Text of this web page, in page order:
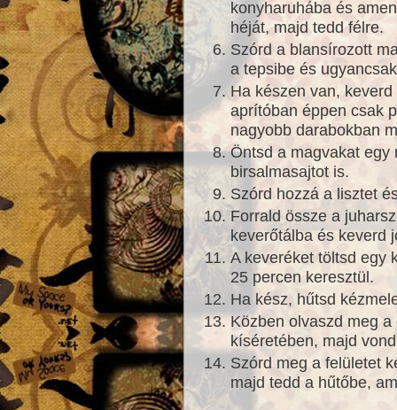
konyharuhába és
héját, majd tedd félre.
Szórd a blansírozott
a tepsibe és
Ha készen van,
aprítóban éppen csak
nagyobb darabokban
Öntsd a magvakat egy
birsalmasajtot is.
Szórd hozzá a lisztet
Forrald össze a
keverőtálba és keverd
A keveréket töltsd egy
25 percen keresztül.
Ha kész, hűtsd
Közben olvaszd meg
kíséretében, majd
Szórd meg a felületet
majd tedd a hűtőbe,